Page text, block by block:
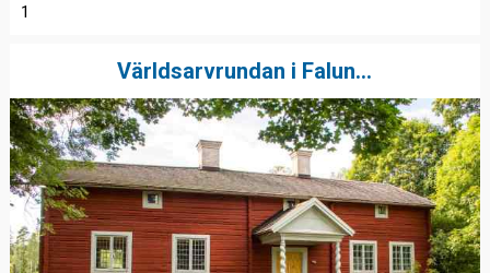
1
Världsarvrundan i Falun...